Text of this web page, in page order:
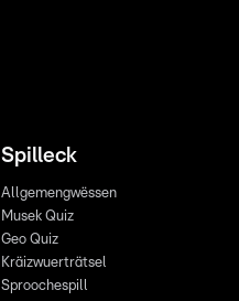
Spilleck
Allgemengwëssen
Musek Quiz
Geo Quiz
Kräizwuerträtsel
Sproochespill